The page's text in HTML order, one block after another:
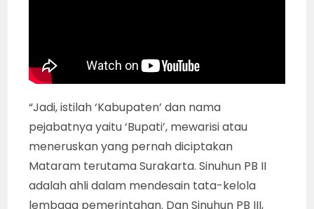
“Jadi, istilah ‘Kabupaten’ dan nama
pejabatnya yaitu ‘Bupati’, mewarisi atau
meneruskan yang pernah diciptakan
Mataram terutama Surakarta. Sinuhun PB II
adalah ahli dalam mendesain tata-kelola
lembaga pemerintahan. Dan Sinuhun PB III,